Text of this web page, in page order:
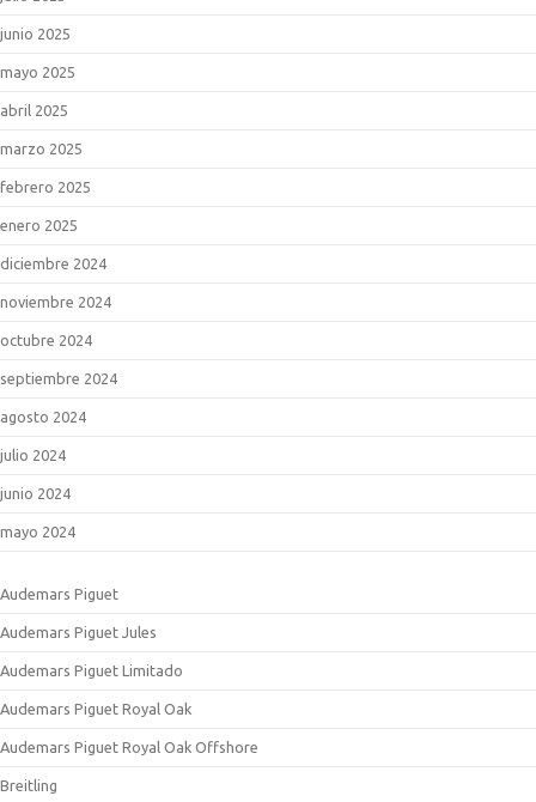
junio 2025
mayo 2025
abril 2025
marzo 2025
febrero 2025
enero 2025
diciembre 2024
noviembre 2024
octubre 2024
septiembre 2024
agosto 2024
julio 2024
junio 2024
mayo 2024
Audemars Piguet
Audemars Piguet Jules
Audemars Piguet Limitado
Audemars Piguet Royal Oak
Audemars Piguet Royal Oak Offshore
Breitling